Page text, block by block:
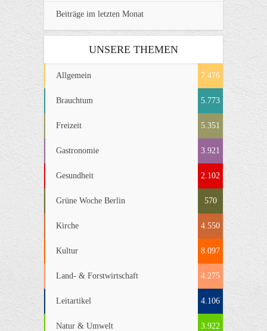
Beiträge im letzten Monat
UNSERE THEMEN
Allgemein 7.476
Brauchtum 5.773
Freizeit 5.351
Gastronomie 3.921
Gesundheit 2.102
Grüne Woche Berlin 570
Kirche 4.550
Kultur 8.097
Land- & Forstwirtschaft 4.275
Leitartikel 4.106
Natur & Umwelt 3.922